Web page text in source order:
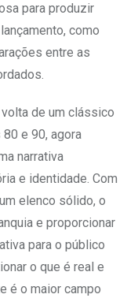
para produzir
como
entre as
de um clássico
e 90, agora
narrativa
e identidade. Com
elenco sólido, o
e proporcionar
para o público
o que é real e
é o maior campo